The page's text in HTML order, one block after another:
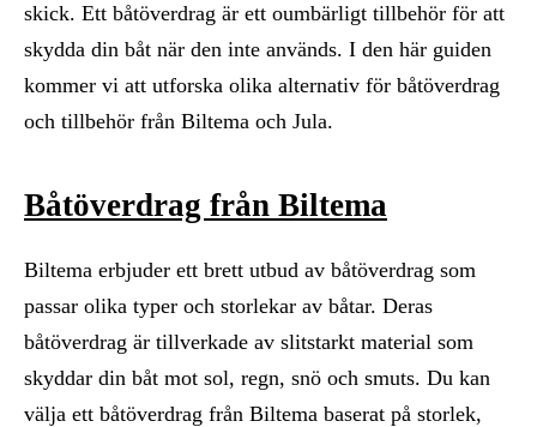
skick. Ett båtöverdrag är ett oumbärligt tillbehör för att
skydda din båt när den inte används. I den här guiden
kommer vi att utforska olika alternativ för båtöverdrag
och tillbehör från Biltema och Jula.
Båtöverdrag från Biltema
Biltema erbjuder ett brett utbud av båtöverdrag som
passar olika typer och storlekar av båtar. Deras
båtöverdrag är tillverkade av slitstarkt material som
skyddar din båt mot sol, regn, snö och smuts. Du kan
välja ett båtöverdrag från Biltema baserat på storlek,